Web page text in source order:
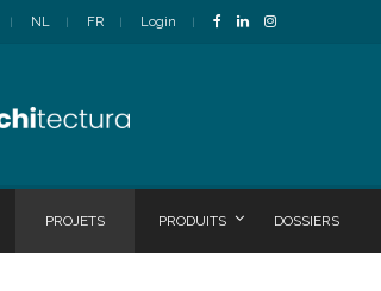
NL FR Login
PROJETS PRODUITS DOSSIERS